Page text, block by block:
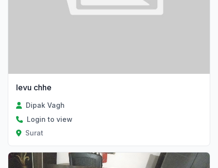
levu chhe
Dipak Vagh
Login to view
Surat